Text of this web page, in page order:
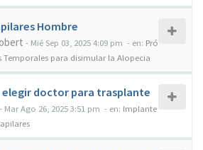
Hombre
- Mié Sep 03, 2025 4:09 pm - en: Pró
Temporales para disimular la Alopecia
elegir doctor para trasplante
- Mar Ago 26, 2025 3:51 pm - en: Implante